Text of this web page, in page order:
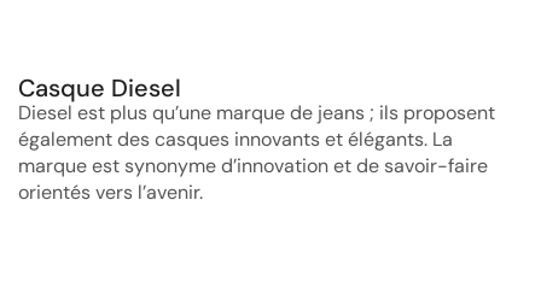
Casque Diesel
Diesel est plus qu’une marque de jeans ; ils proposent
également des casques innovants et élégants. La
marque est synonyme d’innovation et de savoir-faire
orientés vers l’avenir.